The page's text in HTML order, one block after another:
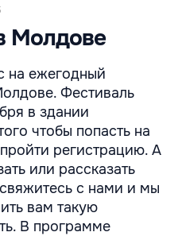
Молдове
на ежегодный
Фестиваль
в здании
чтобы попасть на
регистрацию. А
или рассказать
с нами и мы
вам такую
В программе